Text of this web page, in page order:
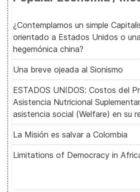
¿Contemplamos un simple
orientado a Estados Unidos o
hegemónica china?
Una breve ojeada al Sionismo
ESTADOS UNIDOS: Costos del
Asistencia Nutricional
asistencia social (Welfare) en su
La Misión es salvar a Colombia
Limitations of Democracy in